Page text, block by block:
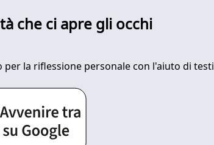
che ci apre gli occhi
la riflessione personale con l'aiuto di